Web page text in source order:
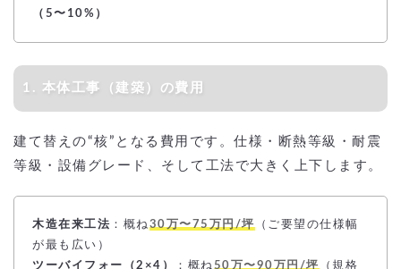
（5〜10%）
1. 本体工事（建築）の費用
建て替えの“核”となる費用です。仕様・断熱等級・耐震
等級・設備グレード、そして工法で大きく上下します。
木造在来工法 ：概ね30万〜75万円/坪（ご要望の仕様幅
が最も広い）
ツーバイフォー（2×4）
：概ね50万〜90万円/坪（規格